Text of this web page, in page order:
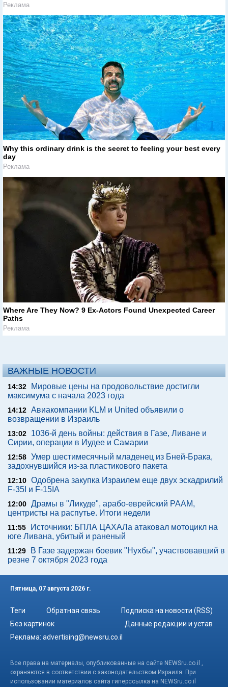
Реклама
Why this ordinary drink is the secret to feeling your best every
day
Реклама
Where Are They Now? 9 Ex-Actors Found Unexpected Career
Paths
Реклама
ВАЖНЫЕ НОВОСТИ
14:32
Мировые цены на продовольствие достигли
максимума с начала 2023 года
14:12 Авиакомпании KLM и United объявили о
возвращении в Израиль
13:02
1036-й день войны: действия в Газе, Ливане и
Сирии, операции в Иудее и Самарии
12:58 Умер шестимесячный младенец из Бней-Брака,
задохнувшийся из-за пластикового пакета
12:10 Одобрена закупка Израилем еще двух эскадрилий
F-35I и F-15IA
12:00 Драмы в "Ликуде", арабо-еврейский РААМ,
центристы на распутье. Итоги недели
11:55
Источники: БПЛА ЦАХАЛа атаковал мотоцикл на
юге Ливана, убитый и раненый
11:29
В Газе задержан боевик "Нухбы", участвовавший в
резне 7 октября 2023 года
Пятница, 07 августа 2026 г.
Теги Обратная связь
Подписка на новости (RSS)
Без картинок
Данные редакции и устав
Реклама: advertising@newsru.co.il
Все права на материалы, опубликованные на сайте NEWSru.co.il ,
охраняются в соответствии с законодательством Израиля. При
использовании материалов сайта гиперссылка на NEWSru.co.il